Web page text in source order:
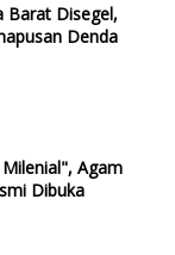
Barat Disegel,
Denda
Agam
Dibuka